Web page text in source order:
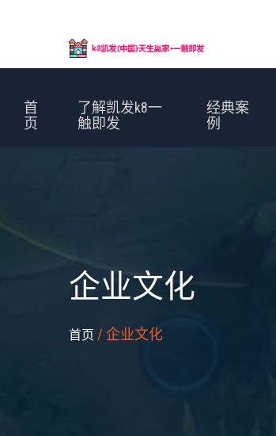
首
页
了解凯发k8一
触即发
经典案
例
企业文化
首页 / 企业文化